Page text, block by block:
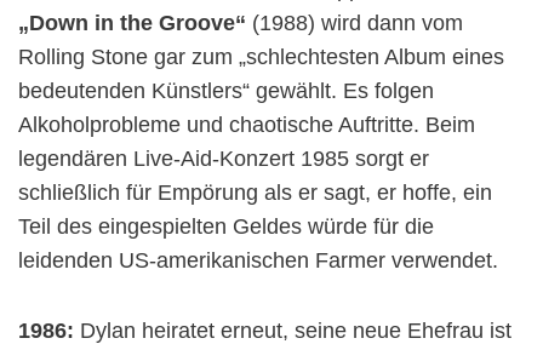
„Down in the Groove“ (1988) wird dann vom
Rolling Stone gar zum „schlechtesten Album eines
bedeutenden Künstlers“ gewählt. Es folgen
Alkoholprobleme und chaotische Auftritte. Beim
legendären Live-Aid-Konzert 1985 sorgt er
schließlich für Empörung als er sagt, er hoffe, ein
Teil des eingespielten Geldes würde für die
leidenden US-amerikanischen Farmer verwendet.
1986: Dylan heiratet erneut, seine neue Ehefrau ist